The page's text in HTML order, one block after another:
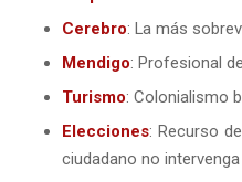
Cerebro: La más
Mendigo: Profesional
Turismo: Colonialismo
Elecciones: Recurso
ciudadano no